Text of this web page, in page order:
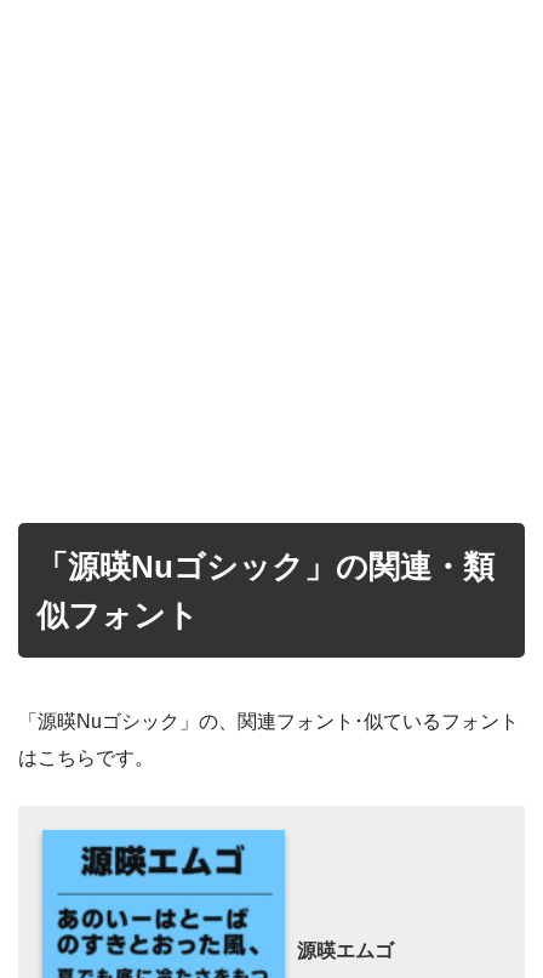
「源暎Nuゴシック」の関連・類
似フォント
「源暎Nuゴシック」の、関連フォント･似ているフォント
はこちらです。
源暎エムゴ